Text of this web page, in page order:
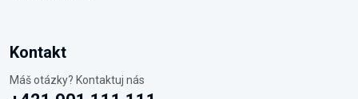
Kontakt
Máš otázky? Kontaktuj nás